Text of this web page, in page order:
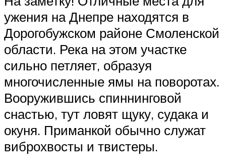
ужения на Днепре находятся в
Дорогобужском районе Смоленской
области. Река на этом участке
сильно петляет, образуя
многочисленные ямы на поворотах.
Вооружившись спиннинговой
снастью, тут ловят щуку, судака и
окуня. Приманкой обычно служат
виброхвосты и твистеры.